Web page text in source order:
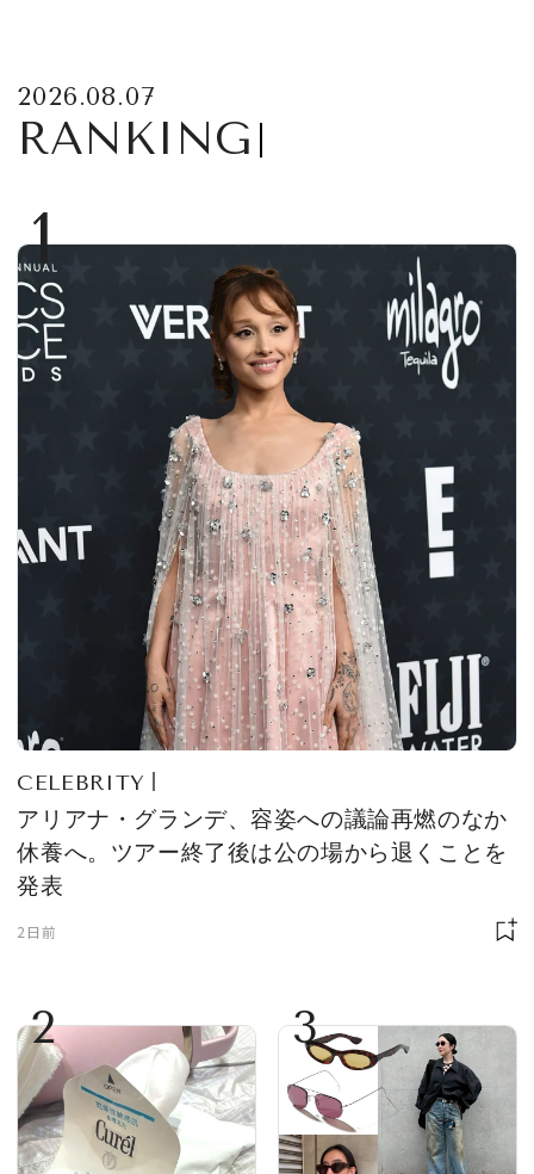
2026.08.07
RANKING
1
CELEBRITY
アリアナ・グランデ、容姿への議論再燃のなか
休養へ。ツアー終了後は公の場から退くことを
発表
2日前
2 3